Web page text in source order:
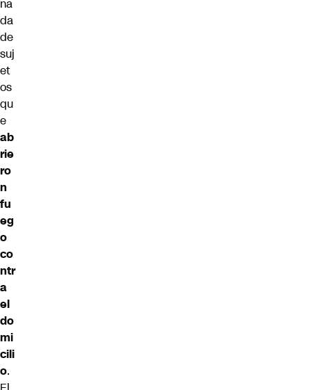
na
da
de
suj
et
os
qu
e
ab
rie
ro
n
fu
eg
o
co
ntr
a
el
do
mi
cili
o.